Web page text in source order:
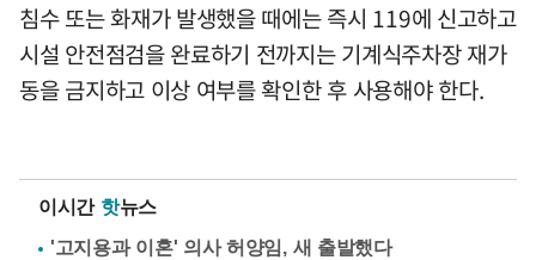
침수 또는 화재가 발생했을 때에는 즉시 119에 신고하고
시설 안전점검을 완료하기 전까지는 기계식주차장 재가
동을 금지하고 이상 여부를 확인한 후 사용해야 한다.
이시간 핫뉴스
'고지용과 이혼' 의사 허양임, 새 출발했다